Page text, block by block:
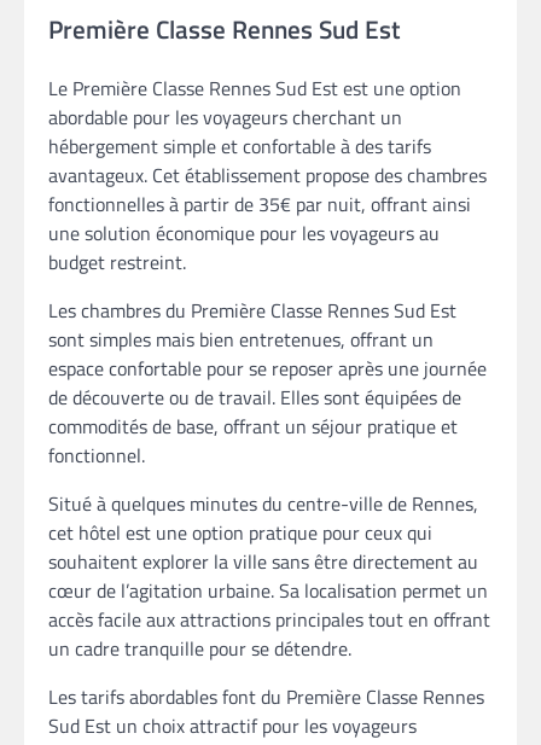
Première Classe Rennes Sud Est
Le Première Classe Rennes Sud Est est une option
abordable pour les voyageurs cherchant un
hébergement simple et confortable à des tarifs
avantageux. Cet établissement propose des chambres
fonctionnelles à partir de 35€ par nuit, offrant ainsi
une solution économique pour les voyageurs au
budget restreint.
Les chambres du Première Classe Rennes Sud Est
sont simples mais bien entretenues, offrant un
espace confortable pour se reposer après une journée
de découverte ou de travail. Elles sont équipées de
commodités de base, offrant un séjour pratique et
fonctionnel.
Situé à quelques minutes du centre-ville de Rennes,
cet hôtel est une option pratique pour ceux qui
souhaitent explorer la ville sans être directement au
cœur de l’agitation urbaine. Sa localisation permet un
accès facile aux attractions principales tout en offrant
un cadre tranquille pour se détendre.
Les tarifs abordables font du Première Classe Rennes
Sud Est un choix attractif pour les voyageurs